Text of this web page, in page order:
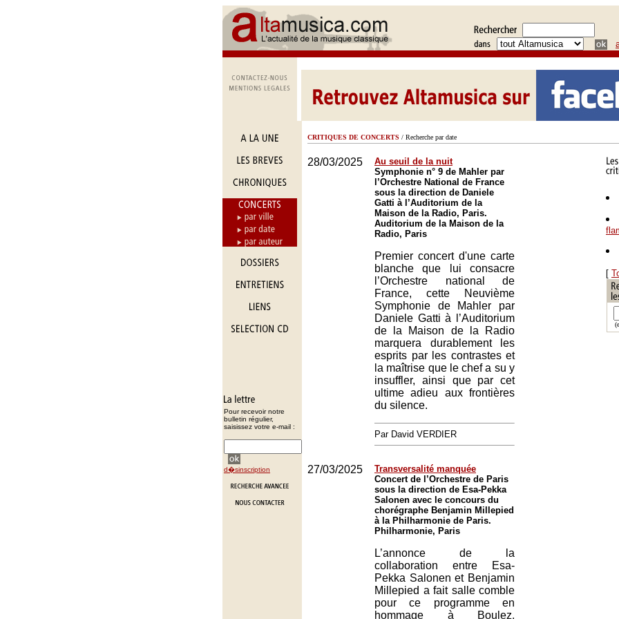
Pour recevoir notre
bulletin régulier,
saisissez votre e-mail :
d�sinscription
CRITIQUES DE CONCERTS / Recherche par date
28/03/2025
Au seuil de la nuit
Symphonie n° 9 de Mahler par
l’Orchestre National de France
sous la direction de Daniele
Gatti à l’Auditorium de la
Maison de la Radio, Paris.
Auditorium de la Maison de la
Radio, Paris
Premier concert d'une carte
blanche que lui consacre
l’Orchestre national de
France, cette Neuvième
Symphonie de Mahler par
Daniele Gatti à l’Auditorium
de la Maison de la Radio
marquera durablement les
esprits par les contrastes et
la maîtrise que le chef a su y
insuffler, ainsi que par cet
ultime adieu aux frontières
du silence.
Par David VERDIER
27/03/2025
Transversalité manquée
Concert de l’Orchestre de Paris
sous la direction de Esa-Pekka
Salonen avec le concours du
chorégraphe Benjamin Millepied
à la Philharmonie de Paris.
Philharmonie, Paris
L’annonce de la
collaboration entre Esa-
Pekka Salonen et Benjamin
Millepied a fait salle comble
pour ce programme en
hommage à Boulez.
[